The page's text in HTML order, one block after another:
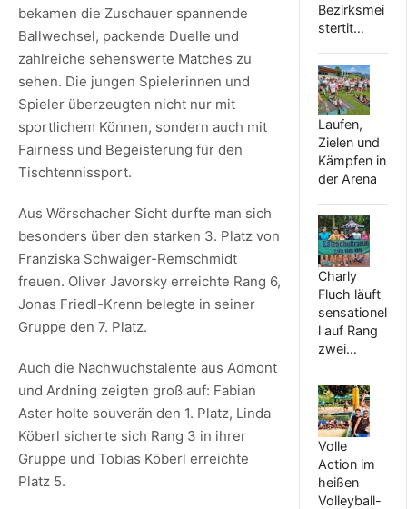
bekamen die Zuschauer spannende
Ballwechsel, packende Duelle und
zahlreiche sehenswerte Matches zu
sehen. Die jungen Spielerinnen und
Spieler überzeugten nicht nur mit
sportlichem Können, sondern auch mit
Fairness und Begeisterung für den
Tischtennissport.
Aus Wörschacher Sicht durfte man sich
besonders über den starken 3. Platz von
Franziska Schwaiger-Remschmidt
freuen. Oliver Javorsky erreichte Rang 6,
Jonas Friedl-Krenn belegte in seiner
Gruppe den 7. Platz.
Auch die Nachwuchstalente aus Admont
und Ardning zeigten groß auf: Fabian
Aster holte souverän den 1. Platz, Linda
Köberl sicherte sich Rang 3 in ihrer
Gruppe und Tobias Köberl erreichte
Platz 5.
Bezirksmei
stertit…
Laufen,
Zielen und
Kämpfen in
der Arena
Charly
Fluch läuft
sensationel
l auf Rang
zwei…
Volle
Action im
heißen
Volleyball-